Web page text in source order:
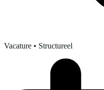
Vacature • Structureel